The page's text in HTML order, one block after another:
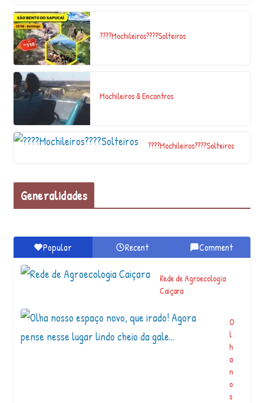
????Mochileiros????Solteiros
Mochileiros & Encontros
????Mochileiros????Solteiros
Generalidades
Popular Recent Comment
Rede de Agroecologia
Caiçara
O
l
h
a
n
o
s